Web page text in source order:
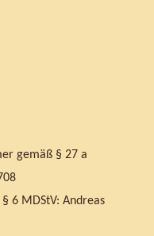
gemäß § 27 a
6 MDStV: Andreas